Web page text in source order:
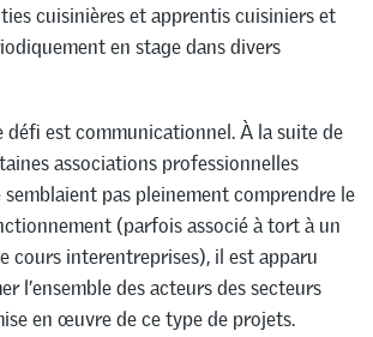
cuisinières et apprentis cuisiniers et
en stage dans divers
défi est communicationnel. À la suite de
associations professionnelles
pas pleinement comprendre le
(parfois associé à tort à un
cours interentreprises), il est apparu
l’ensemble des acteurs des secteurs
en œuvre de ce type de projets.